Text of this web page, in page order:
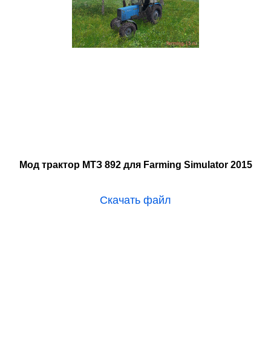
Мод трактор МТЗ 892 для Farming Simulator 2015
Скачать файл